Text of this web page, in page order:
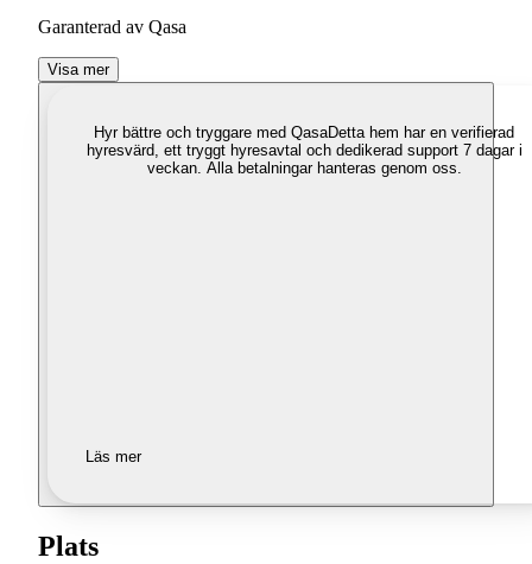
Garanterad av Qasa
Visa mer
Hyr bättre och tryggare med QasaDetta hem har en verifierad
hyresvärd, ett tryggt hyresavtal och dedikerad support 7 dagar i
veckan. Alla betalningar hanteras genom oss.
Läs mer
Plats